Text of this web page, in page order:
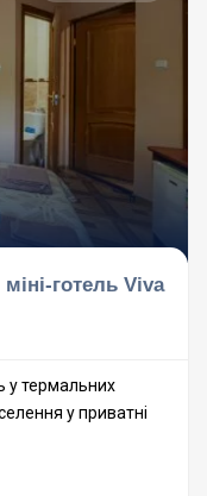
готель Viva
у термальних
у приватні